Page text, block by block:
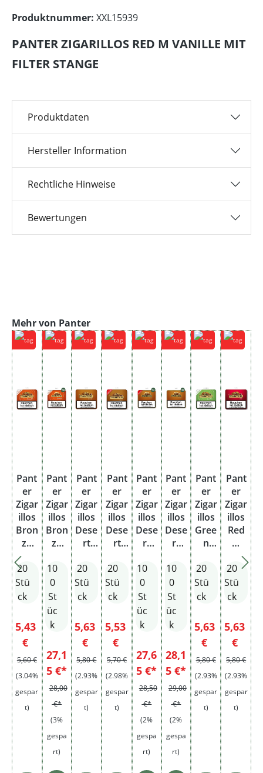
Produktnummer: XXL15939
PANTER ZIGARILLOS RED M VANILLE MIT
FILTER STANGE
Produktdaten
Hersteller Information
Rechtliche Hinweise
Bewertungen
Produktgalerie überspringen
Mehr von Panter
Pant
er
Zigar
illos
Bron
ze
Swirl
Filter
M
Cogn
20
Stü
ck
Verkaufspreis:
5,43
€
Regulärer Preis:
5,60 €
(3.04%
gespar
t)
Pant
er
Zigar
illos
Bron
ze
Filte
r M
Cog
nac
Stan
10
0
St
üc
k
27,1
5 €*
28,00
€*
(3%
gespa
rt)
Pant
er
Zigar
illos
Dese
rt
M
Kaffe
e
20
Stü
ck
Verkaufspreis:
5,63
€
Regulärer Preis:
5,80 €
(2.93%
gespar
t)
Pant
er
Zigar
illos
Dese
rt
M
Kaffe
e mit
20
Stü
ck
Verkaufspreis:
5,53
€
Regulärer Preis:
5,70 €
(2.98%
gespar
t)
Pant
er
Zigar
illos
Dese
rt
M
Kaff
ee
mit
Filte
ge
10
0
St
üc
k
27,6
5 €*
28,50
€*
(2%
gespa
rt)
Pant
er
Zigar
illos
Dese
rt
M
Kaff
ee
Stan
ge
10
0
St
üc
k
28,1
5 €*
29,00
€*
(2%
gespa
rt)
Pant
er
Zigar
illos
Gree
n
Filter
20
Stü
ck
5,63
€
Regulärer Preis:
5,80 €
(2.93%
gespar
t)
Pant
er
Zigar
illos
Red
M
Vanil
le
20
Stü
ck
5,63
€
5,80 €
(2.93%
gespar
t)